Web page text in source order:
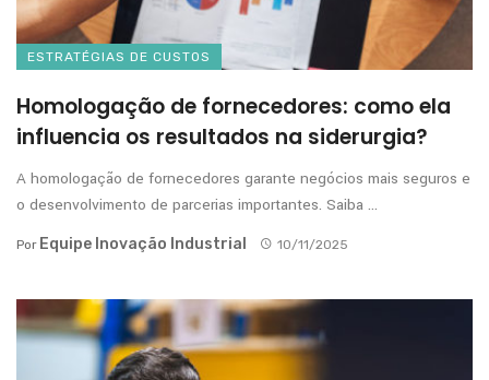
ESTRATÉGIAS DE CUSTOS
Homologação de fornecedores: como ela
influencia os resultados na siderurgia?
A homologação de fornecedores garante negócios mais seguros e
o desenvolvimento de parcerias importantes. Saiba ...
Por Equipe Inovação Industrial 10/11/2025